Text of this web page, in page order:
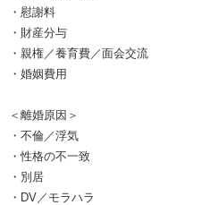
・慰謝料
・財産分与
・親権／養育費／面会交流
・婚姻費用
＜離婚原因＞
・不倫／浮気
・性格の不一致
・別居
・DV／モラハラ